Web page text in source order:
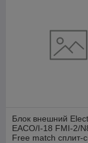
Блок внешний
EACO/I-18 FMI-2/
Free match сплит-